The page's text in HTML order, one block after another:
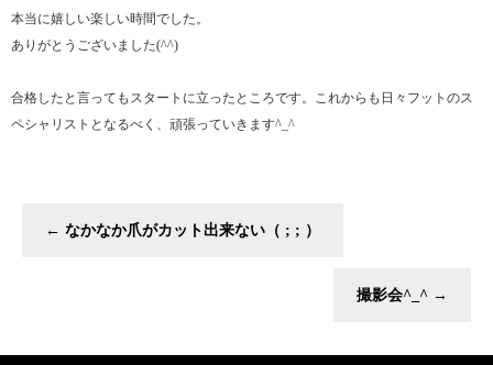
本当に嬉しい楽しい時間でした。
ありがとうございました(^^)
合格したと言ってもスタートに立ったところです。これからも日々フットのス
ペシャリストとなるべく、頑張っていきます^_^
← なかなか爪がカット出来ない（ ; ; ）
撮影会^_^ →